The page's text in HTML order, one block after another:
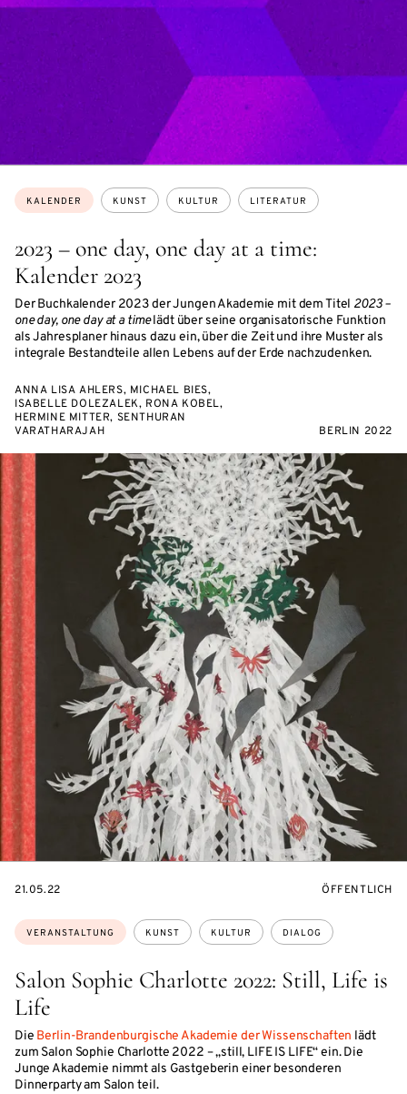
2023 – one day, one day at a time:
Kalender 2023
Der Buchkalender 2023 der Jungen Akademie mit dem Titel 2023 –
one day, one day at a timelädt über seine organisatorische Funktion
als Jahresplaner hinaus dazu ein, über die Zeit und ihre Muster als
integrale Bestandteile allen Lebens auf der Erde nachzudenken.
Themen:
KALENDER KUNST KULTUR LITERATUR
ANNA LISA AHLERS, MICHAEL BIES,
ISABELLE DOLEZALEK, RONA KOBEL,
HERMINE MITTER, SENTHURAN
VARATHARAJAH
BERLIN 2022
Salon Sophie Charlotte 2022: Still, Life is
Life
Die Berlin-Brandenburgische Akademie der Wissenschaften lädt
zum Salon Sophie Charlotte 2022 – „still, LIFE IS LIFE“ ein. Die
Junge Akademie nimmt als Gastgeberin einer besonderen
Dinnerparty am Salon teil.
Themen:
VERANSTALTUNG KUNST KULTUR DIALOG
EVENTBEGINSON
21.05.22 ÖFFENTLICH